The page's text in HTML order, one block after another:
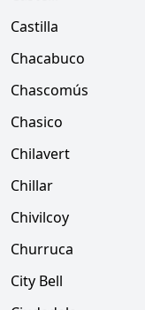
Castilla
Chacabuco
Chascomús
Chasico
Chilavert
Chillar
Chivilcoy
Churruca
City Bell